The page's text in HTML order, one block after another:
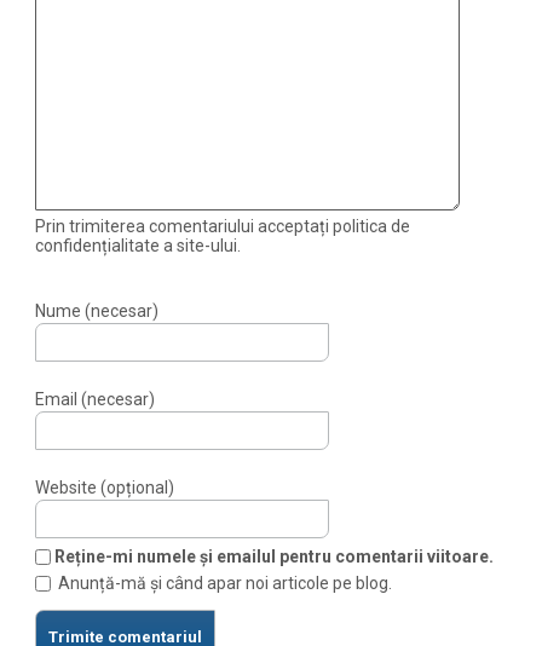
Prin trimiterea comentariului acceptați politica de
confidențialitate a site-ului.
Nume (necesar)
Email (necesar)
Website (opțional)
Reține-mi numele și emailul pentru comentarii viitoare.
Anunță-mă și când apar noi articole pe blog.